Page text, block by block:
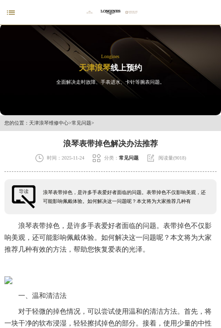

Longines
天津浪琴线上预约
全面解决走时故障、手表进水、卡针等腕表问题。
您的位置： 天津浪琴维修中心>常见问题>
浪琴表带掉色解决办法推荐
 时间：2025-11-24  分类： 常见问题  阅读量(9018)
导读
浪琴表带掉色，是许多手表爱好者面临的问题。表带掉色不仅影响美观，还
可能影响佩戴体验。如何解决这一问题呢？本文将为大家推荐几种有
浪琴表带掉色，是许多手表爱好者面临的问题。表带掉色不仅影
响美观，还可能影响佩戴体验。如何解决这一问题呢？本文将为大家
推荐几种有效的方法，帮助您恢复爱表的光泽。
一、温和清洁法
对于轻微的掉色情况，可以尝试使用温和的清洁方法。首先，将
一块干净的软布浸湿，轻轻擦拭掉色的部分。接着，使用少量的中性